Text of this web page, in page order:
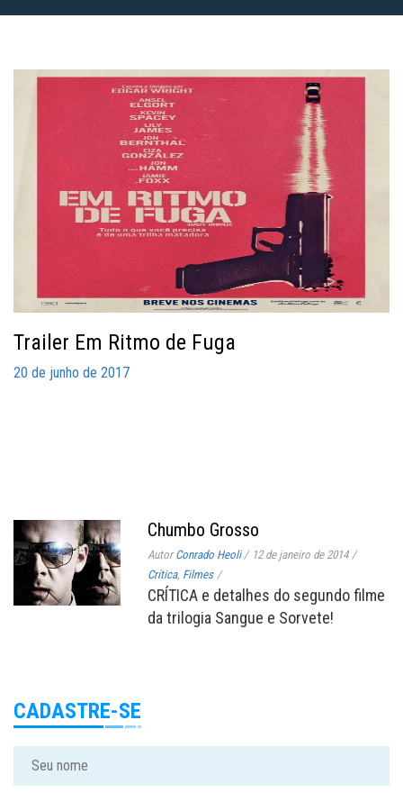
Trailer Em Ritmo de Fuga
20 de junho de 2017
Chumbo Grosso
AutorConrado Heoli / 12 de janeiro de 2014 /
Crítica, Filmes /
CRÍTICA e detalhes do segundo filme
da trilogia Sangue e Sorvete!
CADASTRE-SE